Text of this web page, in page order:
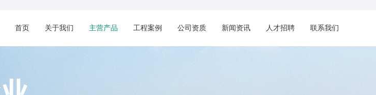
首页 关于我们 主营产品 工程案例 公司资质 新闻资讯 人才招聘 联系我们